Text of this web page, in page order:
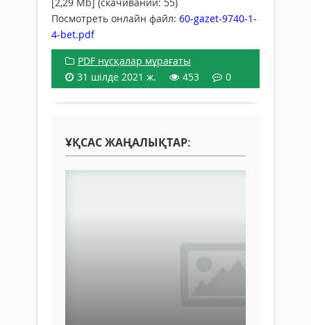
Посмотреть онлайн файл: 60-gazet-9740-1-
4-bet.pdf
PDF нұсқалар мұрағаты
31 шілде 2021 ж.
453 0
ҰҚСАС ЖАҢАЛЫҚТАР: